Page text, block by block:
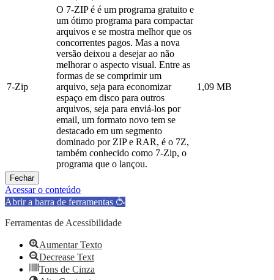
7-Zip
O 7-ZIP é é um programa gratuito e
um ótimo programa para compactar
arquivos e se mostra melhor que os
concorrentes pagos. Mas a nova
versão deixou a desejar ao não
melhorar o aspecto visual. Entre as
formas de se comprimir um
arquivo, seja para economizar
espaço em disco para outros
arquivos, seja para enviá-los por
email, um formato novo tem se
destacado em um segmento
dominado por ZIP e RAR, é o 7Z,
também conhecido como 7-Zip, o
programa que o lançou.
1,09 MB
Fechar
Acessar o conteúdo
Abrir a barra de ferramentas
Ferramentas de Acessibilidade
Aumentar Texto
Decrease Text
Tons de Cinza